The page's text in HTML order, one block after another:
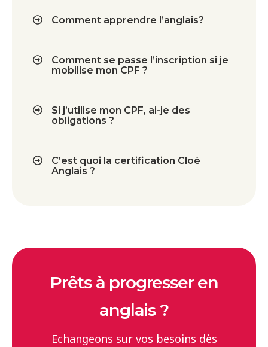
Comment apprendre l’anglais?
Comment se passe l’inscription si je
mobilise mon CPF ?
Si j’utilise mon CPF, ai-je des
obligations ?
C’est quoi la certification Cloé
Anglais ?
Prêts à progresser en
anglais ?
Echangeons sur vos besoins dès